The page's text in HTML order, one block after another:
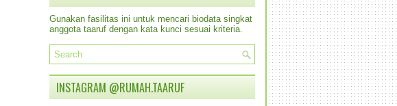
Gunakan fasilitas ini untuk mencari biodata singkat
anggota taaruf dengan kata kunci sesuai kriteria.
INSTAGRAM @RUMAH.TAARUF